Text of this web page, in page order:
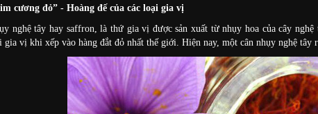
cương đỏ” - Hoàng đế của các loại gia vị
nghệ tây hay saffron, là thứ gia vị được sản xuất từ nhụy hoa của cây
gia vị khi xếp vào hàng đắt đỏ nhất thế giới. Hiện nay, một cân nhụy nghệ